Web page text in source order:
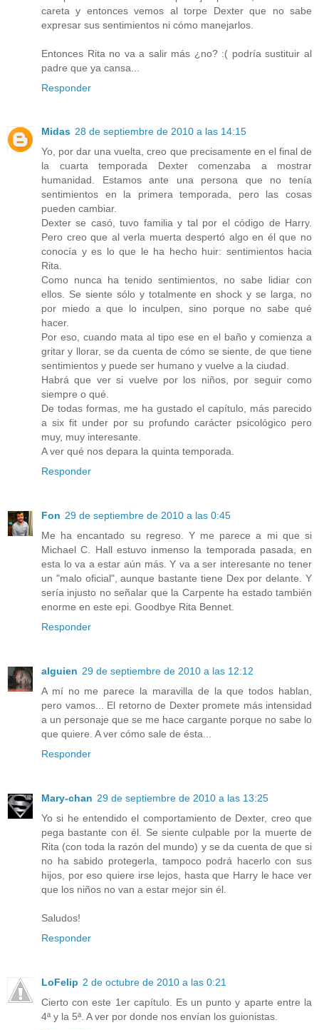
careta y entonces vemos al torpe Dexter que no sabe
expresar sus sentimientos ni cómo manejarlos.
Entonces Rita no va a salir más ¿no? :( podría sustituir al
padre que ya cansa...
Responder
Midas 28 de septiembre de 2010 a las 14:15
Yo, por dar una vuelta, creo que precisamente en el final de
la cuarta temporada Dexter comenzaba a mostrar
humanidad. Estamos ante una persona que no tenía
sentimientos en la primera temporada, pero las cosas
pueden cambiar.
Dexter se casó, tuvo familia y tal por el código de Harry.
Pero creo que al verla muerta despertó algo en él que no
conocía y es lo que le ha hecho huir: sentimientos hacia
Rita.
Como nunca ha tenido sentimientos, no sabe lidiar con
ellos. Se siente sólo y totalmente en shock y se larga, no
por miedo a que lo inculpen, sino porque no sabe qué
hacer.
Por eso, cuando mata al tipo ese en el baño y comienza a
gritar y llorar, se da cuenta de cómo se siente, de que tiene
sentimientos y puede ser humano y vuelve a la ciudad.
Habrá que ver si vuelve por los niños, por seguir como
siempre o qué.
De todas formas, me ha gustado el capítulo, más parecido
a six fit under por su profundo carácter psicológico pero
muy, muy interesante.
A ver qué nos depara la quinta temporada.
Responder
Fon 29 de septiembre de 2010 a las 0:45
Me ha encantado su regreso. Y me parece a mi que si
Michael C. Hall estuvo inmenso la temporada pasada, en
esta lo va a estar aún más. Y va a ser interesante no tener
un "malo oficial", aunque bastante tiene Dex por delante. Y
sería injusto no señalar que la Carpente ha estado también
enorme en este epi. Goodbye Rita Bennet.
Responder
alguien 29 de septiembre de 2010 a las 12:12
A mí no me parece la maravilla de la que todos hablan,
pero vamos... El retorno de Dexter promete más intensidad
a un personaje que se me hace cargante porque no sabe lo
que quiere. A ver cómo sale de ésta...
Responder
Mary-chan 29 de septiembre de 2010 a las 13:25
Yo si he entendido el comportamiento de Dexter, creo que
pega bastante con él. Se siente culpable por la muerte de
Rita (con toda la razón del mundo) y se da cuenta de que si
no ha sabido protegerla, tampoco podrá hacerlo con sus
hijos, por eso quiere irse lejos, hasta que Harry le hace ver
que los niños no van a estar mejor sin él.
Saludos!
Responder
LoFelip 2 de octubre de 2010 a las 0:21
Cierto con este 1er capítulo. Es un punto y aparte entre la
4ª y la 5ª. A ver por donde nos envían los guionistas.